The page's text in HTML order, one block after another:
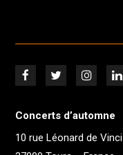
Concerts d’automne
10 rue Léonard de Vinci